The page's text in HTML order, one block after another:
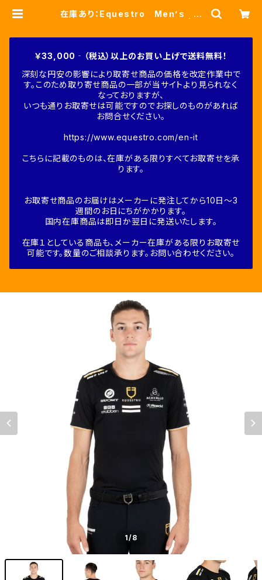
在庫あり：Equestro Men’ｓ マ
￥33,000‐（税込）以上のお買い上げで送料無料！
深刻な円安の影響により取寄せ商品の価格を改定作業中で
す。このため取り寄せ商品の一部が当サイトより見られなく
なっておりますが、
いつも通りお取寄せは可能ですのでお探しのものがあれば
お問合せください。
https://www.equestro.com/en-it
こちらに記載のものは、在庫がある限りすべてお取寄せを承
ります。
お取寄せ商品のお届けはメーカーに発注してから10日～3
週間のお日にちがかかります。
国内在庫商品は即日か翌日に発送いたします。
在庫１としている商品も、メーカー在庫がある限りお取寄せ
可能です。数量のご相談承ります。お問い合わせください。
1/8